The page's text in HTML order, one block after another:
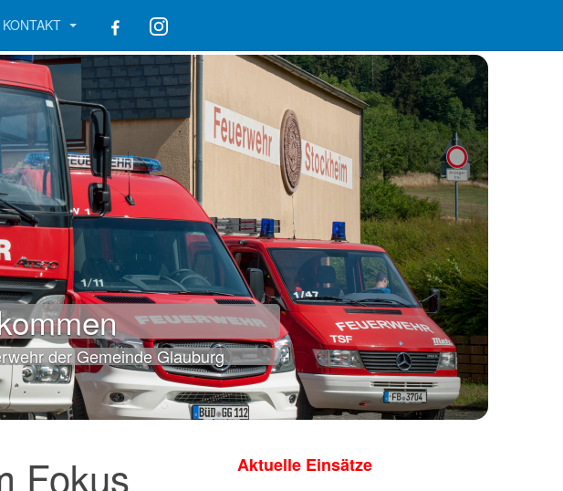
KONTAKT
der Gemeinde Glauburg
Fokus Aktuelle Einsätze